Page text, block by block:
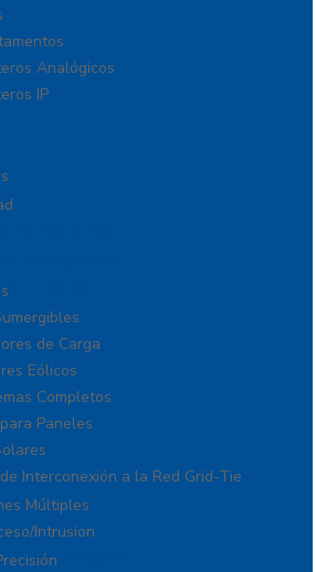
Analógicos
IP
de Baterías
Emergencia
y Eólica
de Carga
Eólicos
Completos
Paneles
Interconexión a la Red Grid-Tie
Poder
Múltiples
Intrusion
Enfriamiento